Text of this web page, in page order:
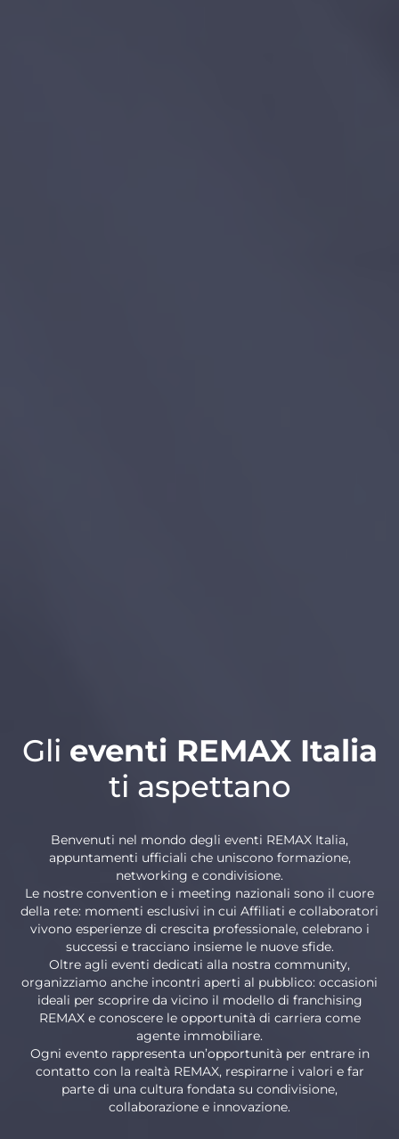
Gli eventi REMAX Italia
ti aspettano
Benvenuti nel mondo degli eventi REMAX Italia,
appuntamenti ufficiali che uniscono formazione,
networking e condivisione.
Le nostre convention e i meeting nazionali sono il cuore
della rete: momenti esclusivi in cui Affiliati e collaboratori
vivono esperienze di crescita professionale, celebrano i
successi e tracciano insieme le nuove sfide.
Oltre agli eventi dedicati alla nostra community,
organizziamo anche incontri aperti al pubblico: occasioni
ideali per scoprire da vicino il modello di franchising
REMAX e conoscere le opportunità di carriera come
agente immobiliare.
Ogni evento rappresenta un’opportunità per entrare in
contatto con la realtà REMAX, respirarne i valori e far
parte di una cultura fondata su condivisione,
collaborazione e innovazione.